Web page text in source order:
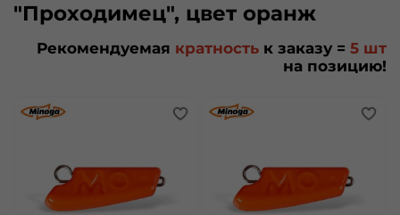
"Проходимец", цвет оранж
Рекомендуемая кратность к заказу = 5 шт
на позицию!